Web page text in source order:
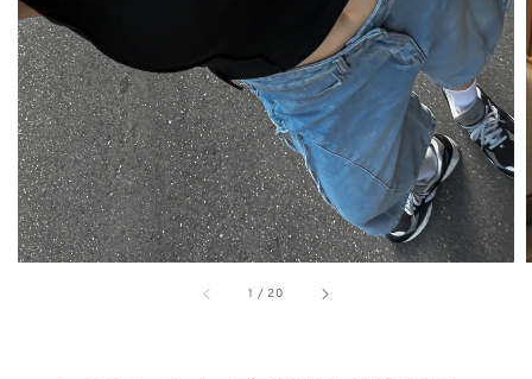
1 /20